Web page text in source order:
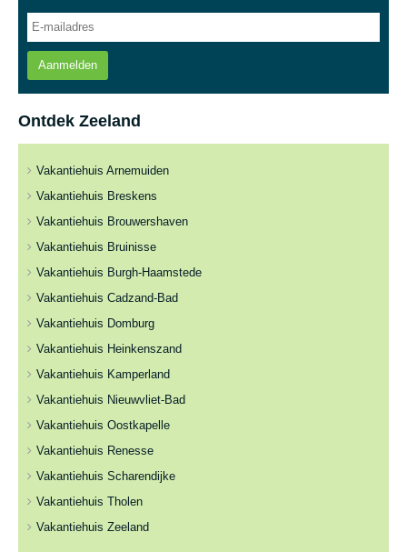
Aanmelden
Ontdek Zeeland
Vakantiehuis Arnemuiden
Vakantiehuis Breskens
Vakantiehuis Brouwershaven
Vakantiehuis Bruinisse
Vakantiehuis Burgh-Haamstede
Vakantiehuis Cadzand-Bad
Vakantiehuis Domburg
Vakantiehuis Heinkenszand
Vakantiehuis Kamperland
Vakantiehuis Nieuwvliet-Bad
Vakantiehuis Oostkapelle
Vakantiehuis Renesse
Vakantiehuis Scharendijke
Vakantiehuis Tholen
Vakantiehuis Zeeland